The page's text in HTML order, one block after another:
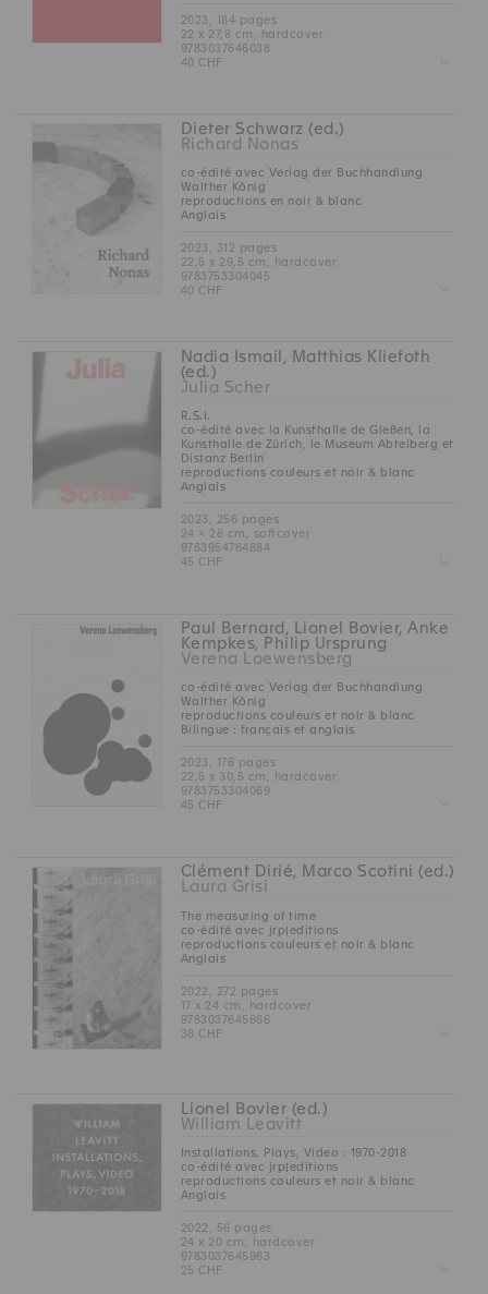
2023, 184 pages
22 x 27,8 cm, hardcover
9783037646038
40 CHF
Dieter Schwarz (ed.)
Richard Nonas
co-édité avec Verlag der Buchhandlung
Walther König
reproductions en noir & blanc
Anglais
2023, 312 pages
22,5 x 29,5 cm, hardcover
9783753304045
40 CHF
Nadia Ismail, Matthias Kliefoth
(ed.)
Julia Scher
R.S.I.
co-édité avec la Kunsthalle de Gießen, la
Kunsthalle de Zürich, le Museum Abteiberg et
Distanz Berlin
reproductions couleurs et noir & blanc
Anglais
2023, 256 pages
24 × 28 cm, softcover
9783954764884
45 CHF
Paul Bernard, Lionel Bovier, Anke
Kempkes, Philip Ursprung
Verena Loewensberg
co-édité avec Verlag der Buchhandlung
Walther König
reproductions couleurs et noir & blanc
Bilingue : français et anglais
2023, 176 pages
22,5 x 30,5 cm, hardcover
9783753304069
45 CHF
Clément Dirié, Marco Scotini (ed.)
Laura Grisi
The measuring of time
co-édité avec jrp|editions
reproductions couleurs et noir & blanc
Anglais
2022, 272 pages
17 x 24 cm, hardcover
9783037645666
38 CHF
Lionel Bovier (ed.)
William Leavitt
Installations, Plays, Video : 1970-2018
co-édité avec jrp|editions
reproductions couleurs et noir & blanc
Anglais
2022, 56 pages
24 x 20 cm, hardcover
9783037645963
25 CHF